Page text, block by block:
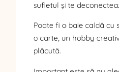
sufletul și te
Poate fi o baie caldă cu
o carte, un hobby
plăcută.